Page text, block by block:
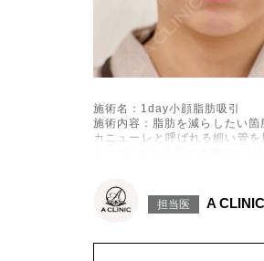
施術名：1day小顔脂肪吸引
施術内容：脂肪を減らしたい
カニューレと呼ばれる細い管
ド®と呼ばれる溶ける繊維を
リスク、副作用：赤み、熱感
に生じることがございます。
担当医 A